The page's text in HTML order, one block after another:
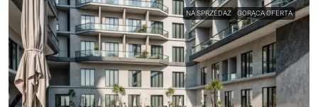
NA SPRZEDAŻ GORĄCA OFERTA